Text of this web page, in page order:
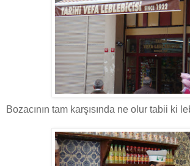
Bozacının tam karşısında ne olur tabii ki